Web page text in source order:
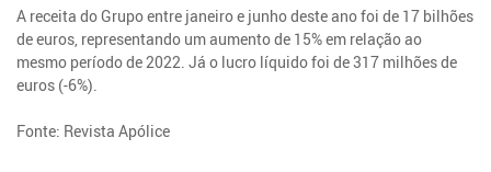
A receita do Grupo entre janeiro e junho deste ano foi de 17 bilhões
de euros, representando um aumento de 15% em relação ao
mesmo período de 2022. Já o lucro líquido foi de 317 milhões de
euros (-6%).
Fonte: Revista Apólice